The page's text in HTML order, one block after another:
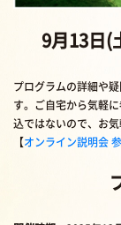
9月13日(
プログラムの詳細や
す。ご自宅から気軽
込ではないので、お気
【オンライン説明会